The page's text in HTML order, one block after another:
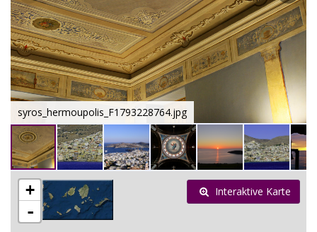
RU
CN
syros_hermoupolis_F1793228764.jpg
+
-
Interaktive Karte